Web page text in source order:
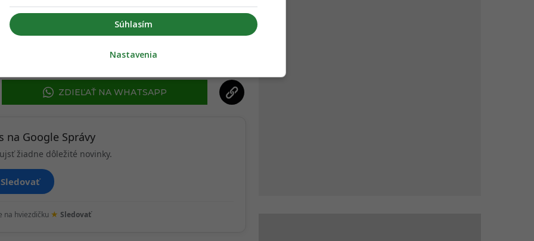
ZDIEĽAŤ NA WHATSAPP
na Google Správy
žiadne dôležité novinky.
Sledovať
na hviezdičku ★ Sledovať
Súhlasím
Nastavenia